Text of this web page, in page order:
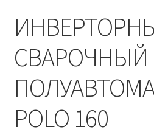
СВАРОЧНЫЙ
POLO 160